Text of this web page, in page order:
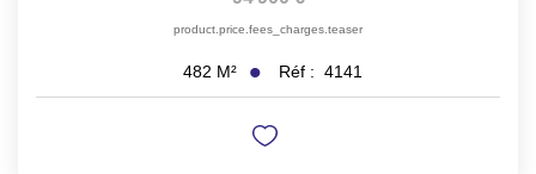
product.price.fees_charges.teaser
482 M² Réf : 4141